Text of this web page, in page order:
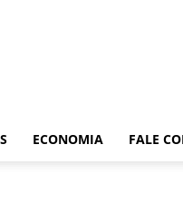
ECONOMIA FALE